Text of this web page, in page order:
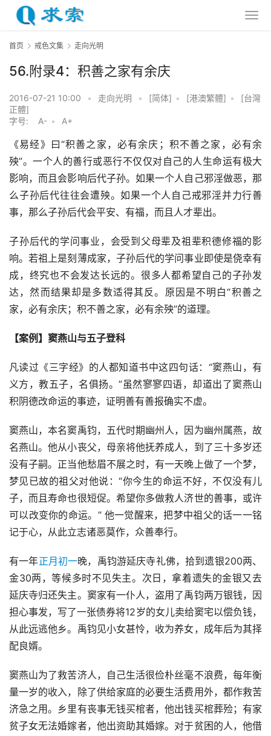
首页 戒色文集 走向光明
56.附录4：积善之家有余庆
2016-07-21 10:00 • 走向光明 • [简体] • [港澳繁體] •
[台灣
正體]
字号:
A- • A+
《易经》曰“积善之家，必有余庆；积不善之家，必有余
殃”。一个人的善行或恶行不仅仅对自己的人生命运有极大
影响，而且会影响后代子孙。如果一个人自己邪淫做恶，那
么子孙后代往往会遭殃。如果一个人自己戒邪淫并力行善
事，那么子孙后代会平安、有福，而且人才辈出。
子孙后代的学问事业，会受到父母辈及祖辈积德修福的影
响。若祖上是刻薄成家，子孙后代的学问事业即使是侥幸有
成，终究也不会发达长远的。很多人都希望自己的子孙发
达，然而结果却是多数适得其反。原因是不明白“积善之
家，必有余庆；积不善之家，必有余殃”的道理。
【案例】窦燕山与五子登科
凡读过《三字经》的人都知道书中这四句话：“窦燕山，有
义方，教五子，名俱扬。”虽然寥寥四语，却道出了窦燕山
积阴德改命运的事迹，证明善有善报确实不虚。
窦燕山，本名窦禹钧，五代时期幽州人，因为幽州属燕，故
名燕山。他从小丧父，母亲将他抚养成人，到了三十多岁还
没有子嗣。正当他愁眉不展之时，有一天晚上做了一个梦，
梦见已故的祖父对他说：“你今生的命运不好，不仅没有儿
子，而且寿命也很短促。希望你多做救人济世的善事，或许
可以改变你的命运。” 他一觉醒来，把梦中祖父的话一一铭
记于心，从此立志诸恶莫作，众善奉行。
有一年正月初一晚，禹钧游延庆寺礼佛，拾到遗银200两、
金30两，等候多时不见失主。次日，拿着遗失的金银又去
延庆寺归还失主。窦家有一仆人，盗用了禹钧两万银钱，因
担心事发，写了一张债券将12岁的女儿卖给窦宅以偿负钱，
从此远逃他乡。禹钧见小女甚怜，收为养女，成年后为其择
配良婿。
窦燕山为了救苦济人，自己生活很俭朴丝毫不浪费，每年衡
量一岁的收入，除了供给家庭的必要生活费用外，都作救苦
济急之用。乡里有丧事无钱买棺者，他出钱买棺葬殓；有家
贫子女无法婚嫁者，他出资助其婚嫁。对于贫困的人，他借